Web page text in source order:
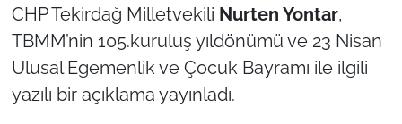
CHP Tekirdağ Milletvekili Nurten Yontar,
TBMM’nin 105.kuruluş yıldönümü ve 23 Nisan
Ulusal Egemenlik ve Çocuk Bayramı ile ilgili
yazılı bir açıklama yayınladı.
EDİRNE
TEKİRDAĞ
KIRKLARELİ